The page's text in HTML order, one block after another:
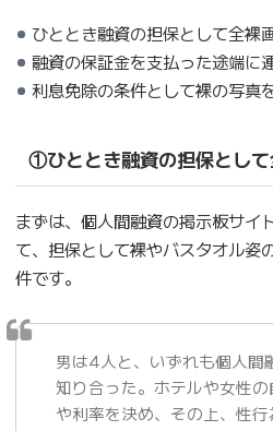
ひととき融資の担保として全裸
融資の保証金を支払った途端に
利息免除の条件として裸の写真
①ひととき融資の担保とし
まずは、個人間融資の掲示板サイ
て、担保として裸やバスタオル姿
件です。
男は4人と、いずれも個人間
知り合った。ホテルや女性
や利率を決め、その上、性行